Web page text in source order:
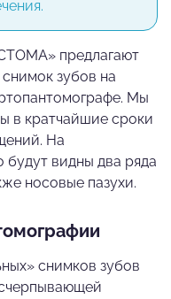
предлагают
зубов на
Мы
в кратчайшие сроки
На
видны два ряда
носовые пазухи.
снимков зубов